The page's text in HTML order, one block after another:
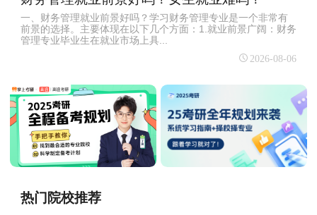
一、财务管理就业前景好吗？学习财务管理专业是一个非常有
前景的选择。主要体现在以下几个方面：1.就业前景广阔：财务
管理专业毕业生在就业市场上具...
2026-08-06
热门院校推荐